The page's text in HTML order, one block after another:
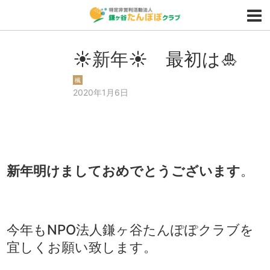
☀新年☀ 最初は🎍
楓
2020年1月6日
新年明けましておめでとうございます。
今年もNPO法人鎌ヶ谷たんぽぽクラブを
宜しくお願い致します。